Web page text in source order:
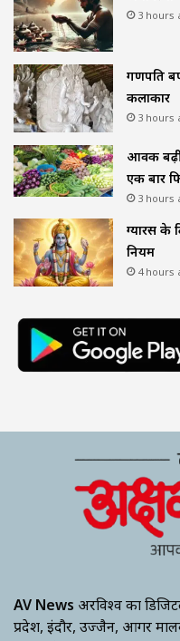
3 hours
गणपति
कलाकार
3 hours
आवक बढ़ी
एक बार
3 hours
ग्यारस के
नियम
4 hours
AV News अक्षरविश्व का
प्रदेश, इंदौर, उज्जैन, आगर